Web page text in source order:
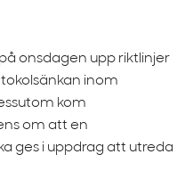
onsdagen upp riktlinjer
inom
kom
om att en
ges i uppdrag att utreda